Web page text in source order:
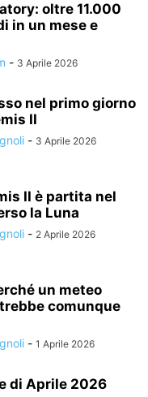
oltre 11.000
in un mese e
- 3 Aprile 2026
nel primo giorno
II
- 3 Aprile 2026
II è partita nel
la Luna
- 2 Aprile 2026
un meteo
comunque
- 1 Aprile 2026
di Aprile 2026